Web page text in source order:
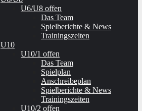
U6/U8 offen
Das Team
Spielberichte & News
Trainingszeiten
U10
U10/1 offen
Das Team
Spielplan
Anschreibeplan
Spielberichte & News
Trainingszeiten
U10/2 offen